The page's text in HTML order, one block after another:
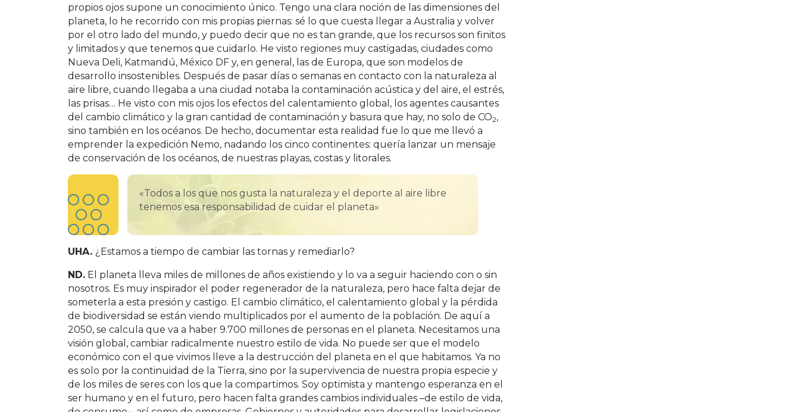
propios ojos supone un conocimiento único. Tengo una clara noción de las dimensiones del
planeta, lo he recorrido con mis propias piernas: sé lo que cuesta llegar a Australia y volver
por el otro lado del mundo, y puedo decir que no es tan grande, que los recursos son finitos
y limitados y que tenemos que cuidarlo. He visto regiones muy castigadas, ciudades como
Nueva Deli, Katmandú, México DF y, en general, las de Europa, que son modelos de
desarrollo insostenibles. Después de pasar días o semanas en contacto con la naturaleza al
aire libre, cuando llegaba a una ciudad notaba la contaminación acústica y del aire, el estrés,
las prisas… He visto con mis ojos los efectos del calentamiento global, los agentes causantes
del cambio climático y la gran cantidad de contaminación y basura que hay, no solo de CO2,
sino también en los océanos. De hecho, documentar esta realidad fue lo que me llevó a
emprender la expedición Nemo, nadando los cinco continentes: quería lanzar un mensaje
de conservación de los océanos, de nuestras playas, costas y litorales.
«Todos a los que nos gusta la naturaleza y el deporte al aire libre
tenemos esa responsabilidad de cuidar el planeta»
UHA. ¿Estamos a tiempo de cambiar las tornas y remediarlo?
ND. El planeta lleva miles de millones de años existiendo y lo va a seguir haciendo con o sin
nosotros. Es muy inspirador el poder regenerador de la naturaleza, pero hace falta dejar de
someterla a esta presión y castigo. El cambio climático, el calentamiento global y la pérdida
de biodiversidad se están viendo multiplicados por el aumento de la población. De aquí a
2050, se calcula que va a haber 9.700 millones de personas en el planeta. Necesitamos una
visión global, cambiar radicalmente nuestro estilo de vida. No puede ser que el modelo
económico con el que vivimos lleve a la destrucción del planeta en el que habitamos. Ya no
es solo por la continuidad de la Tierra, sino por la supervivencia de nuestra propia especie y
de los miles de seres con los que la compartimos. Soy optimista y mantengo esperanza en el
ser humano y en el futuro, pero hacen falta grandes cambios individuales –de estilo de vida,